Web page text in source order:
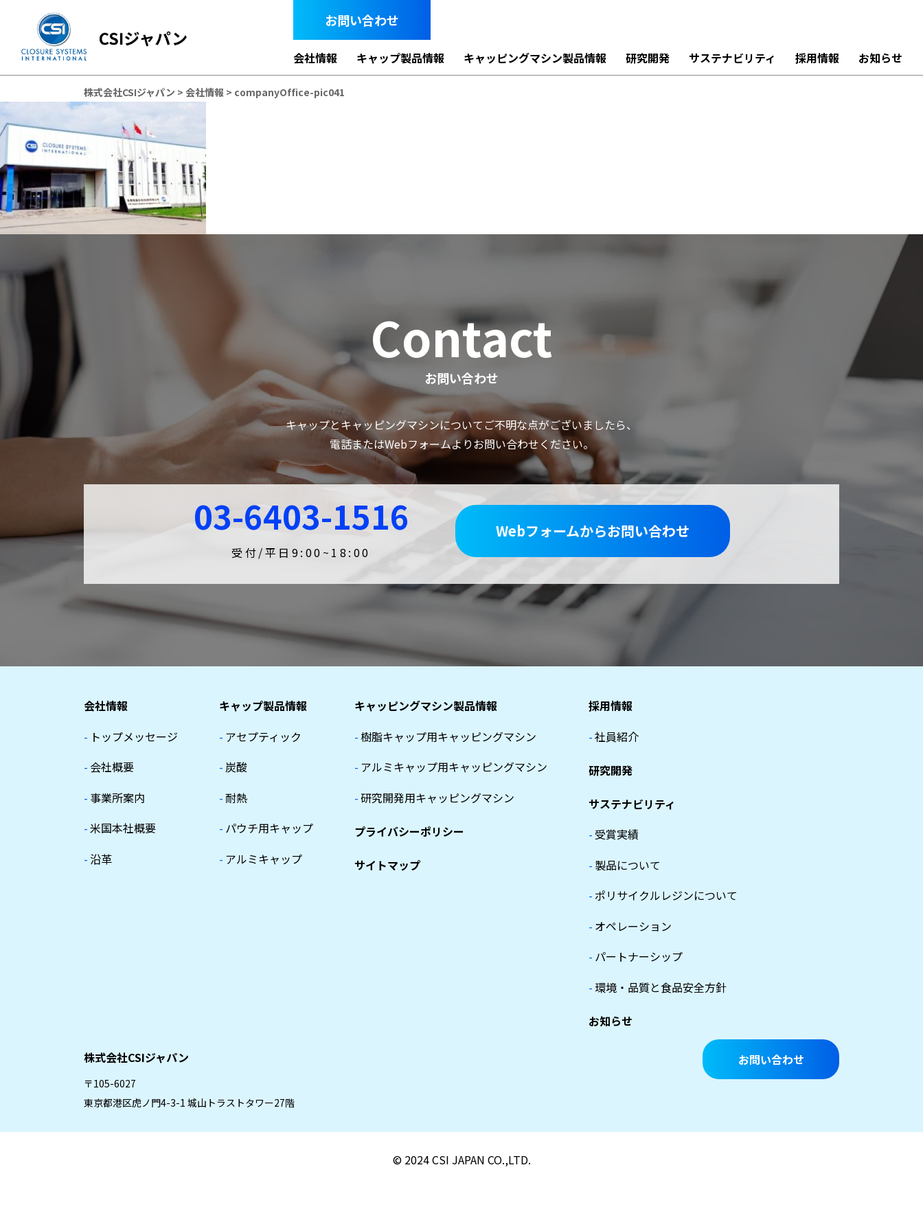
お問い合わせ
会社情報 キャップ製品情報 キャッピングマシン製品情報 研究開発 サステナビリティ 採用情報 お知らせ
株式会社CSIジャパン > 会社情報 > companyOffice-pic041
Contact
お問い合わせ
キャップとキャッピングマシンについてご不明な点がございましたら、
電話またはWebフォームよりお問い合わせください。
03-6403-1516
受付/平日9:00~18:00
Webフォームからお問い合わせ
会社情報
- トップメッセージ
- 会社概要
- 事業所案内
-米国本社概要
- 沿革
キャップ製品情報
- アセプティック
- 炭酸
-耐熱
- パウチ用キャップ
- アルミキャップ
キャッピングマシン製品情報
- 樹脂キャップ用キャッピングマシン
- アルミキャップ用キャッピングマシン
-研究開発用キャッピングマシン
プライバシーポリシー
サイトマップ
採用情報
-社員紹介
研究開発
サステナビリティ
- 受賞実績
- 製品について
- ポリサイクルレジンについて
- オペレーション
- パートナーシップ
-環境・品質と食品安全方針
お知らせ
株式会社CSIジャパン
〒105-6027
東京都港区虎ノ門4-3-1 城山トラストタワー27階
お問い合わせ
© 2024 CSI JAPAN CO.,LTD.